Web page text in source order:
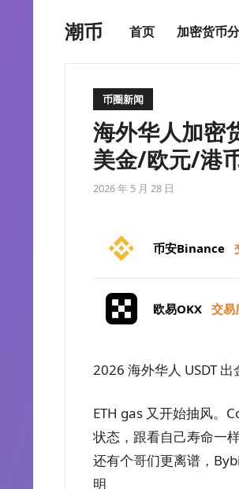
潮币 首页 加密货币
币圈新闻
海外华人加密
美金/欧元/港
2026 年 5 月 28 日
币安Binance
欧易OKX 交易
2026 海外华人 USDT
ETH gas 又开始抽风。
状态，跟看自己寿命一
还有个哥们更离谱，
明